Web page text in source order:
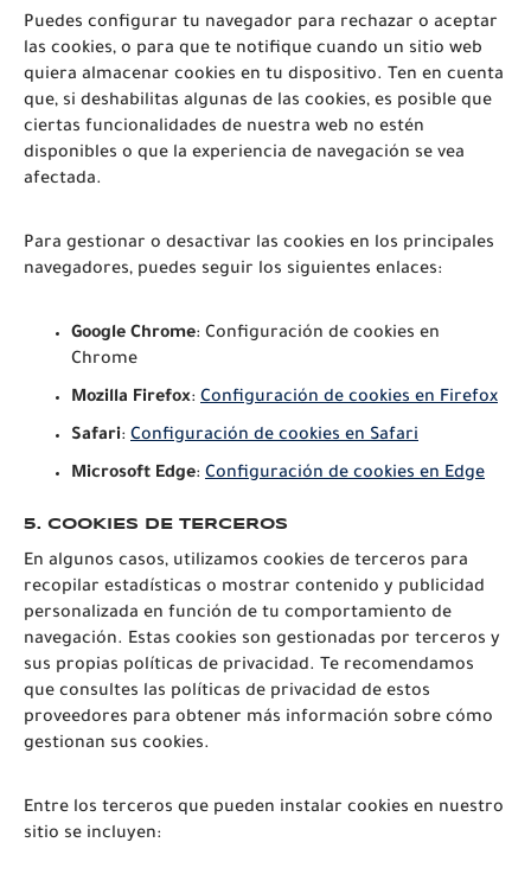
Puedes configurar tu navegador para rechazar o aceptar
las cookies, o para que te notifique cuando un sitio web
quiera almacenar cookies en tu dispositivo. Ten en cuenta
que, si deshabilitas algunas de las cookies, es posible que
ciertas funcionalidades de nuestra web no estén
disponibles o que la experiencia de navegación se vea
afectada.
Para gestionar o desactivar las cookies en los principales
navegadores, puedes seguir los siguientes enlaces:
Google Chrome: Configuración de cookies en
Chrome
Mozilla Firefox: Configuración de cookies en Firefox
Safari: Configuración de cookies en Safari
Microsoft Edge: Configuración de cookies en Edge
5. COOKIES DE TERCEROS
En algunos casos, utilizamos cookies de terceros para
recopilar estadísticas o mostrar contenido y publicidad
personalizada en función de tu comportamiento de
navegación. Estas cookies son gestionadas por terceros y
sus propias políticas de privacidad. Te recomendamos
que consultes las políticas de privacidad de estos
proveedores para obtener más información sobre cómo
gestionan sus cookies.
Entre los terceros que pueden instalar cookies en nuestro
sitio se incluyen: